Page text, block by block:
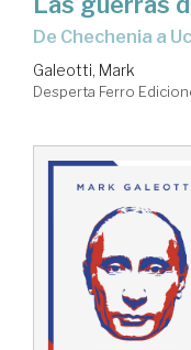
de Chechenia a
Galeotti, Mark
Desperta Ferro